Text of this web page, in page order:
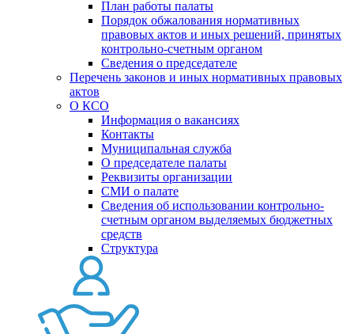
План работы палаты
Порядок обжалования нормативных
правовых актов и иных решений, принятых
контрольно-счетным органом
Сведения о председателе
Перечень законов и иных нормативных правовых
актов
О КСО
Информация о вакансиях
Контакты
Муниципальная служба
О председателе палаты
Реквизиты организации
СМИ о палате
Сведения об использовании контрольно-
счетным органом выделяемых бюджетных
средств
Структура